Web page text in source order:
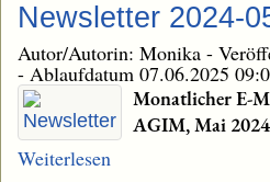
Newsletter 2024-
Autor/Autorin: Monika -
- Ablaufdatum 07.06.2025
Monatlicher E-
AGIM, Mai 2024
Weiterlesen